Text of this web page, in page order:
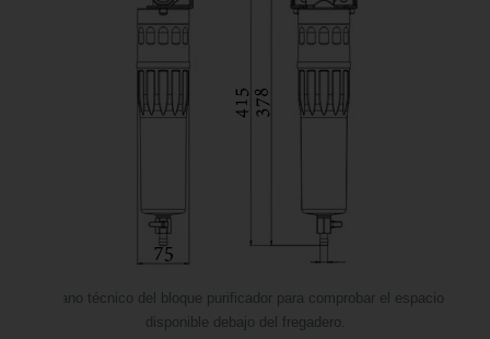
Plano técnico del bloque purificador para comprobar el espacio
disponible debajo del fregadero.